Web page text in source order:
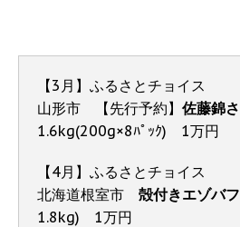
【3月】ふるさとチョイス
山形市 【先行予約】 佐藤錦
1.6kg(200g×8ﾊﾟｯｸ) 1万円
【4月】ふるさとチョイス
北海道根室市 殻付きエゾバ
1.8kg) 1万円